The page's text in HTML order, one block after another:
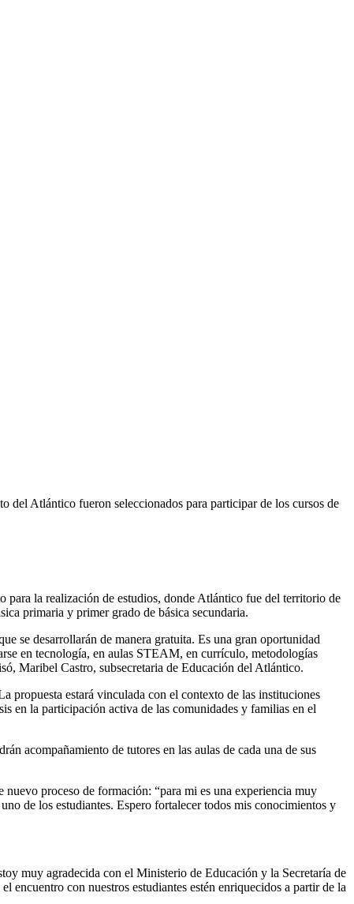
del Atlántico fueron seleccionados para participar de los cursos de
para la realización de estudios, donde Atlántico fue del territorio de
primaria y primer grado de básica secundaria.
se desarrollarán de manera gratuita. Es una gran oportunidad
en tecnología, en aulas STEAM, en currículo, metodologías
Maribel Castro, subsecretaria de Educación del Atlántico.
propuesta estará vinculada con el contexto de las instituciones
en la participación activa de las comunidades y familias en el
acompañamiento de tutores en las aulas de cada una de sus
proceso de formación: “para mi es una experiencia muy
de los estudiantes. Espero fortalecer todos mis conocimientos y
muy agradecida con el Ministerio de Educación y la Secretaría de
encuentro con nuestros estudiantes estén enriquecidos a partir de la